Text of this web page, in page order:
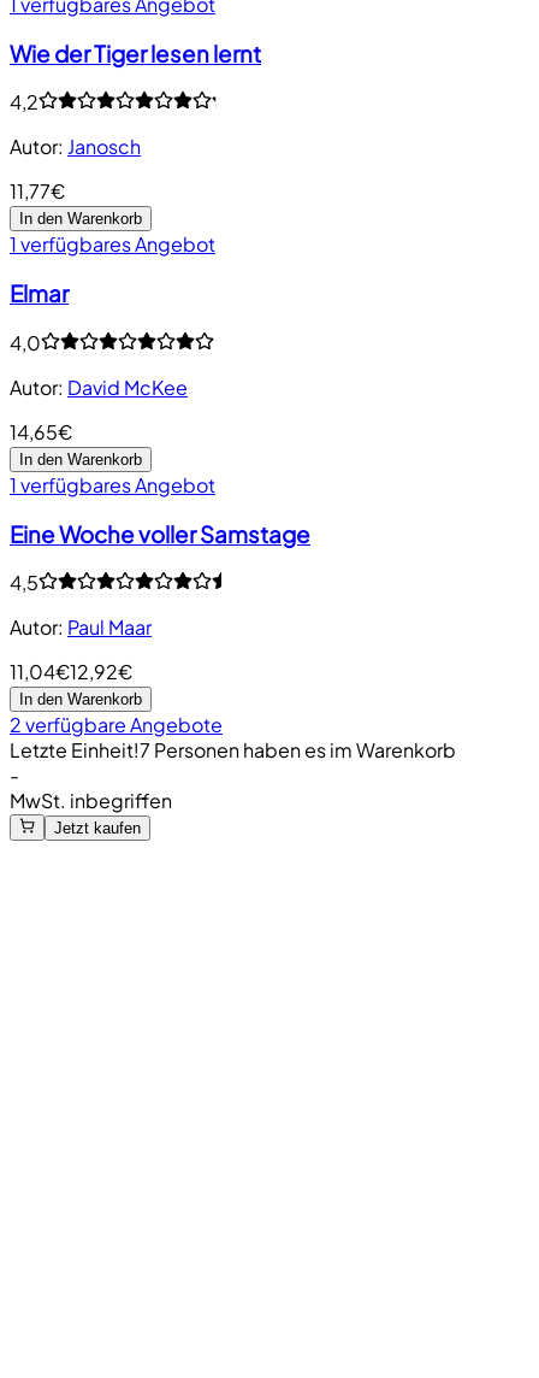
Wie der Tiger lesen lernt
4,2
Autor: Janosch
11,77€
In den Warenkorb
1 verfügbares Angebot
Elmar
4,0
Autor: David McKee
14,65€
In den Warenkorb
1 verfügbares Angebot
Eine Woche voller Samstage
4,5
Autor: Paul Maar
11,04€12,92€
In den Warenkorb
2 verfügbare Angebote
Letzte Einheit!7 Personen haben es im Warenkorb
-
MwSt. inbegriffen
Jetzt kaufen